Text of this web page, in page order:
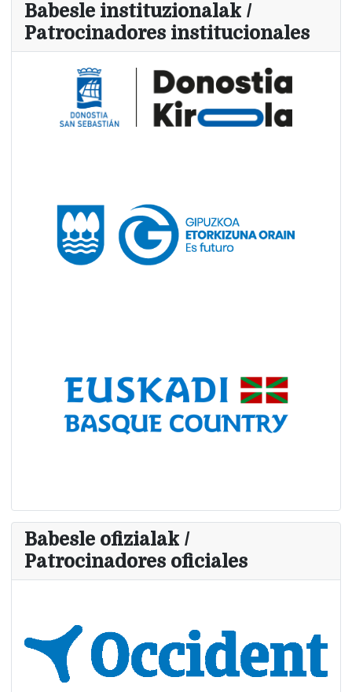
Babesle instituzionalak /
Patrocinadores institucionales
Babesle ofizialak /
Patrocinadores oficiales